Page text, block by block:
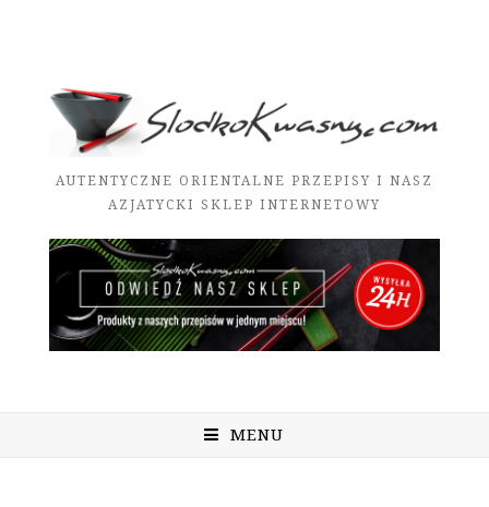
AUTENTYCZNE ORIENTALNE PRZEPISY I NASZ
AZJATYCKI SKLEP INTERNETOWY
MENU